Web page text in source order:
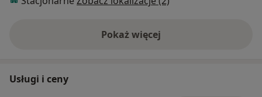
Pokaż więcejo doświadczeniu
Usługi i ceny